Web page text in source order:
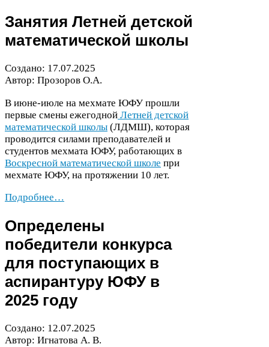
Занятия Летней детской
математической школы
Создано: 17.07.2025
Автор: Прозоров О.А.
В июне-​июле на мехмате ЮФУ прошли
первые смены ежегодной Летней детской
математической школы (ЛДМШ), которая
проводится силами преподавателей и
студентов мехмата ЮФУ, работающих в
Воскресной математической школе при
мехмате ЮФУ, на протяжении 10 лет.
Подробнее…
Определены
победители конкурса
для поступающих в
аспирантуру ЮФУв
2025 году
Создано: 12.07.2025
Автор: Игнатова А. В.